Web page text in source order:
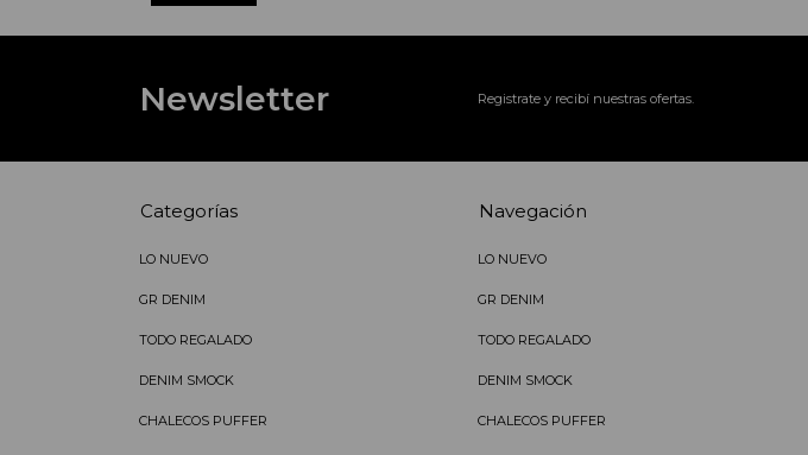
Newsletter Registrate y recibí nuestras ofertas.
Categorías
LO NUEVO
GR DENIM
TODO REGALADO
DENIM SMOCK
CHALECOS PUFFER
Navegación
LO NUEVO
GR DENIM
TODO REGALADO
DENIM SMOCK
CHALECOS PUFFER